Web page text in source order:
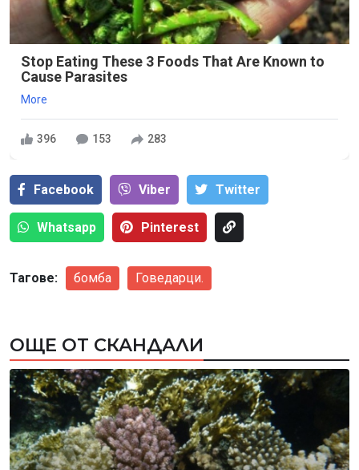
Stop Eating These 3 Foods That Are Known to
Cause Parasites
More
396 153 283
Facebook Viber Тwitter
Whatsapp Pinterest
Тагове: бомба Говедарци.
ОЩЕ ОТ СКАНДАЛИ